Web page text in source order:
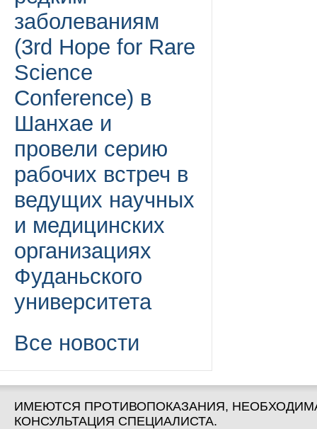
заболеваниям
(3rd Hope for Rare
Science
Conference) в
Шанхае и
провели серию
рабочих встреч в
ведущих научных
и медицинских
организациях
Фуданьского
университета
Все новости
ИМЕЮТСЯ ПРОТИВОПОКАЗАНИЯ,
КОНСУЛЬТАЦИЯ СПЕЦИАЛИСТА.